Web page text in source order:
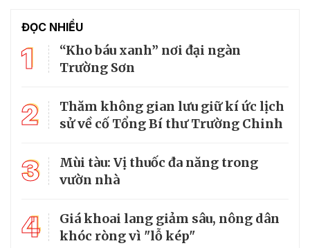
ĐỌC NHIỀU
1
“Kho báu xanh” nơi đại ngàn
Trường Sơn
2
Thăm không gian lưu giữ kí ức lịch
sử về cố Tổng Bí thư Trường Chinh
3
Mùi tàu: Vị thuốc đa năng trong
vườn nhà
4
Giá khoai lang giảm sâu, nông dân
khóc ròng vì "lỗ kép"